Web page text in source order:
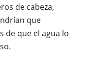
de cabeza,
que
de que el agua lo